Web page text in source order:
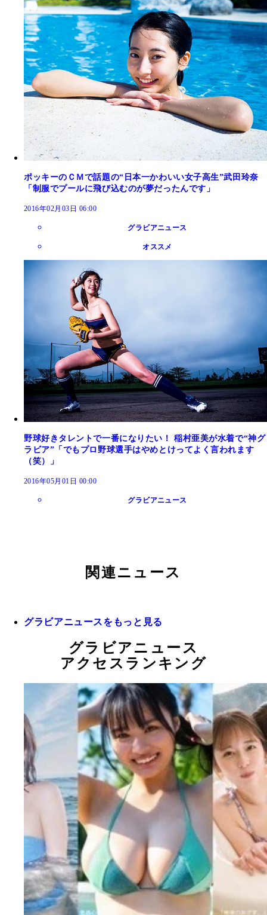
ポッキーのＣＭで話題の“日本一かわいい女子高生”武田玲奈
「制服でプールに飛び込むのが夢だったんです」
2016年02月03日 06:00
グラビアニュース
オススメ
野球好きタレントで一番になりたい！ 稲村亜美が水着で“神グ
ラビア”「でもプロ野球選手はやめとけってよく言われます
（笑）」
2016年05月01日 00:00
グラビアニュース
関連ニュース
グラビアニュースをもっと見る
グラビアニュース
アクセスランキング